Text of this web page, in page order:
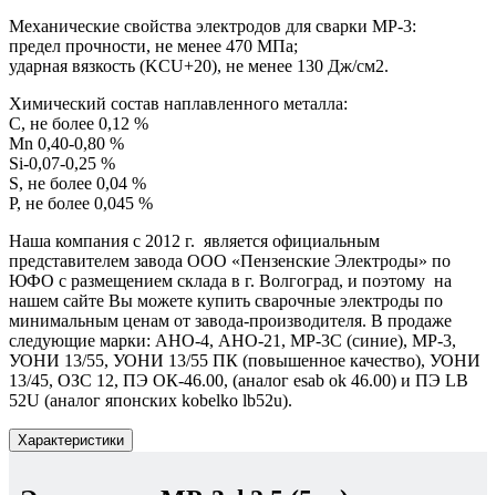
Механические свойства электродов для сварки МР-3:
предел прочности, не менее 470 МПа;
ударная вязкость (KCU+20), не менее 130 Дж/см2.
Химический состав наплавленного металла:
C, не более 0,12 %
Mn 0,40-0,80 %
Si-0,07-0,25 %
S, не более 0,04 %
P, не более 0,045 %
Наша компания с 2012 г. является официальным
представителем завода ООО «Пензенские Электроды» по
ЮФО с размещением склада в г. Волгоград, и поэтому на
нашем сайте Вы можете купить сварочные электроды по
минимальным ценам от завода-производителя. В продаже
следующие марки: АНО-4, АНО-21, МР-3С (синие), МР-3,
УОНИ 13/55, УОНИ 13/55 ПК (повышенное качество), УОНИ
13/45, ОЗС 12, ПЭ ОК-46.00, (аналог esab ok 46.00) и ПЭ LB
52U (аналог японских kobelko lb52u).
Характеристики